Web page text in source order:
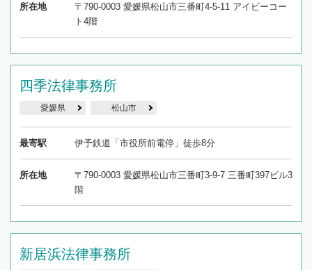
所在地
〒790-0003 愛媛県松山市三番町4-5-11 アイビーコー
ト4階
四季法律事務所
愛媛県 松山市
最寄駅 伊予鉄道「市役所前電停」徒歩8分
所在地
〒790-0003 愛媛県松山市三番町3-9-7 三番町397ビル3
階
新居浜法律事務所